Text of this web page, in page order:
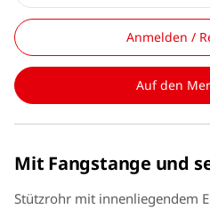
Anmelden /
Auf den
Mit Fangstange und
Stützrohr mit innenliegendem